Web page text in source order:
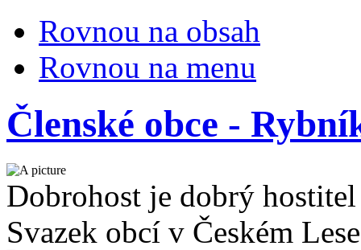
Rovnou na obsah
Rovnou na menu
Členské obce -
Dobrohost je dobrý hostitel
Svazek obcí v Českém Lese